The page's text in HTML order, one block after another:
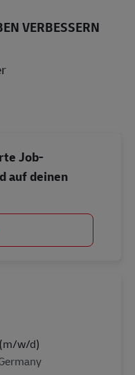
VERBESSERN
Job-
auf deinen
w/d)